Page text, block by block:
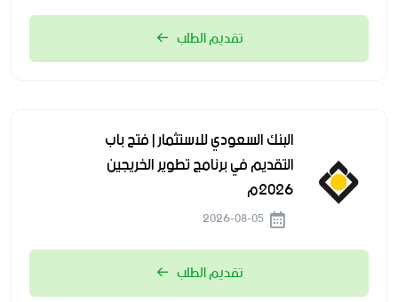
تقديم الطلب
البنك السعودي للاستثمار | فتح باب
التقديم في برنامج تطوير الخريجين
2026م
تقديم الطلب